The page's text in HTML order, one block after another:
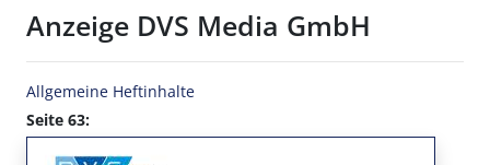
Anzeige DVS Media GmbH
Allgemeine Heftinhalte
Seite 63: